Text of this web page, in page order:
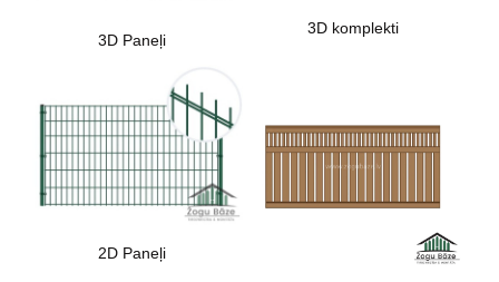
3D Paneļi
3D komplekti
2D Paneļi